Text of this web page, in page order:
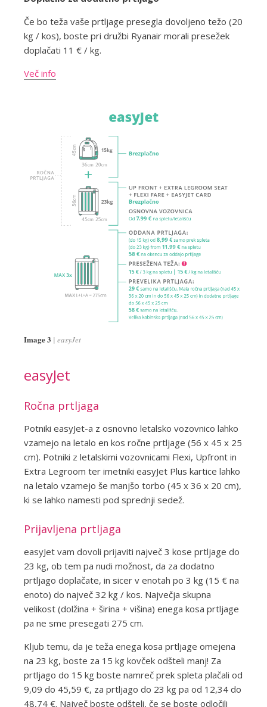
Če bo teža vaše prtljage presegla dovoljeno težo (20
kg / kos), boste pri družbi Ryanair morali presežek
doplačati 11 € / kg.
Več info
Image 3 easyJet
easyJet
Ročna prtljaga
Potniki easyJet-a z osnovno letalsko vozovnico lahko
vzamejo na letalo en kos ročne prtljage (56 x 45 x 25
cm). Potniki z letalskimi vozovnicami Flexi, Upfront in
Extra Legroom ter imetniki easyJet Plus kartice lahko
na letalo vzamejo še manjšo torbo (45 x 36 x 20 cm),
ki se lahko namesti pod sprednji sedež.
Prijavljena prtljaga
easyJet vam dovoli prijaviti največ 3 kose prtljage do
23 kg, ob tem pa nudi možnost, da za dodatno
prtljago doplačate, in sicer v enotah po 3 kg (15 € na
enoto) do največ 32 kg / kos. Največja skupna
velikost (dolžina + širina + višina) enega kosa prtljage
pa ne sme presegati 275 cm.
Kljub temu, da je teža enega kosa prtljage omejena
na 23 kg, boste za 15 kg kovček odšteli manj! Za
prtljago do 15 kg boste namreč prek spleta plačali od
9,09 do 45,59 €, za prtljago do 23 kg pa od 12,34 do
48,74 €. Največ boste odšteli, če se boste odločili